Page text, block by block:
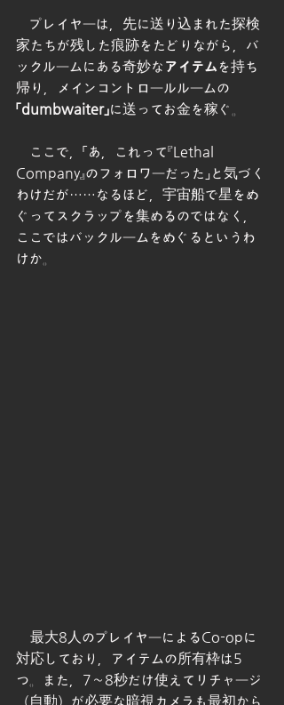
プレイヤーは，先に送り込まれた探検
家たちが残した痕跡をたどりながら，バ
ックルームにある奇妙な アイテムを持ち
帰り，メインコントロールルームの
「dumbwaiter」に送ってお金を稼ぐ。
ここで，「あ，これって『Lethal
Company』のフォロワーだった」と気づく
わけだが……なるほど，宇宙船で星をめ
ぐってスクラップを集めるのではなく，
ここではバックルームをめぐるというわ
けか。
最大8人のプレイヤーによるCo-opに
対応しており，アイテムの所有枠は5
つ。また，7～8秒だけ使えてリチャージ
（自動）が必要な暗視カメラも最初から